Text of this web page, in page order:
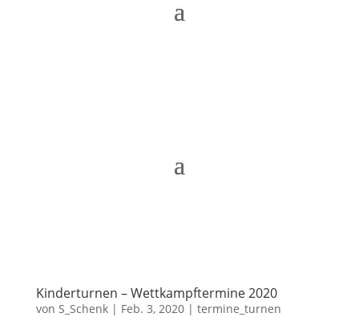
Kinderturnen – Wettkampftermine 2020
von S_Schenk| Feb. 3, 2020| termine_turnen